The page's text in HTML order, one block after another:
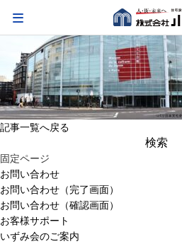
記事一覧へ戻る
索:
固定ページ
お問い合わせ
お問い合わせ（完了画面）
お問い合わせ（確認画面）
お客様サポート
いずみ会のご案内